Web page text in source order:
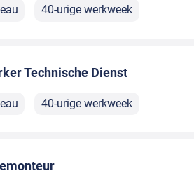
40-urige werkweek
Technische Dienst
40-urige werkweek